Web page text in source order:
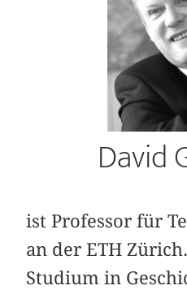
David
ist Professor für
an der ETH
Studium in